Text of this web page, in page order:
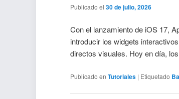
Publicado el30 de julio, 2026
Con el lanzamiento de iOS 17,
introducir los widgets
directos visuales. Hoy en día,
Publicado en Tutoriales | Etiquetado